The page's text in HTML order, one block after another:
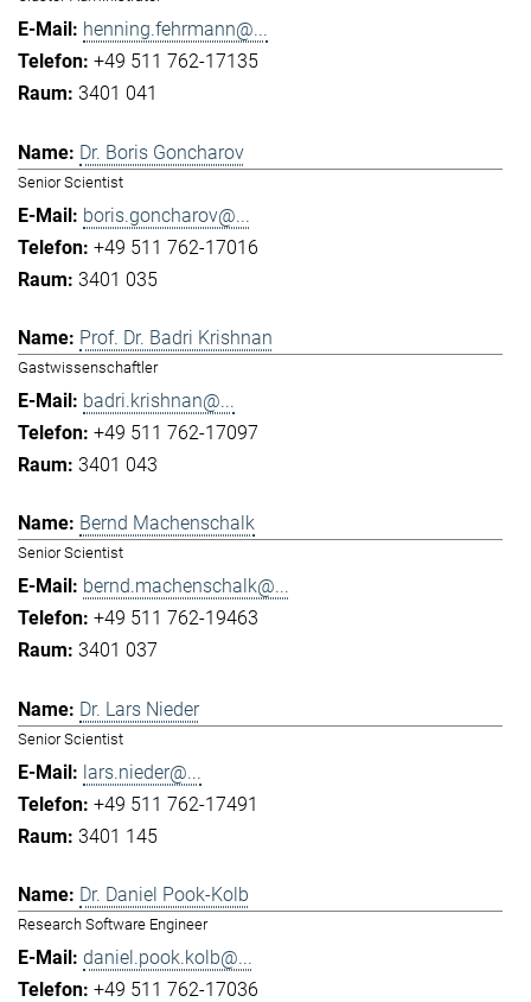
henning.fehrmann@...
+49 511 762-17135
3401 041
Dr. Boris Goncharov
Senior Scientist
boris.goncharov@...
+49 511 762-17016
3401 035
Prof. Dr. Badri Krishnan
Gastwissenschaftler
badri.krishnan@...
+49 511 762-17097
3401 043
Bernd Machenschalk
Senior Scientist
bernd.machenschalk@...
+49 511 762-19463
3401 037
Dr. Lars Nieder
Senior Scientist
lars.nieder@...
+49 511 762-17491
3401 145
Dr. Daniel Pook-Kolb
Research Software Engineer
daniel.pook.kolb@...
+49 511 762-17036